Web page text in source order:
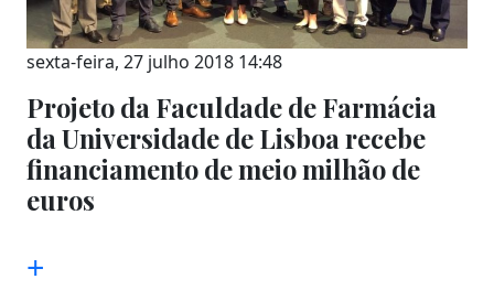
sexta-feira, 27 julho 2018 14:48
Projeto da Faculdade de Farmácia
da Universidade de Lisboa recebe
financiamento de meio milhão de
euros
+